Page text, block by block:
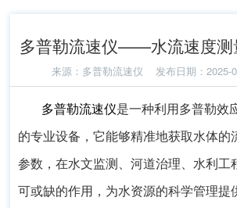
多普勒流速仪——水流速度测
来源： 多普勒流速仪 发布日期：2025-
多普勒流速仪是一种利用多普勒效
的专业设备，它能够精准地获取水体的
参数，在水文监测、河道治理、水利工
可或缺的作用，为水资源的科学管理提